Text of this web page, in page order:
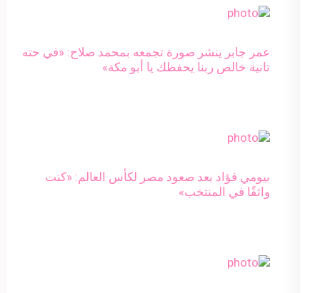
عمر جابر ينشر صورة تجمعه بمحمد صلاح: «في حته
تانية خالص ربنا يحفظك يا أبو مكة»
بيومي فؤاد بعد صعود مصر لكأس العالم: «كنت
واثقًا في المنتخب»